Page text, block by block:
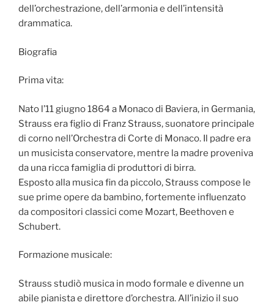
dell’orchestrazione, dell’armonia e dell’intensità
drammatica.
Biografia
Prima vita:
Nato l’11 giugno 1864 a Monaco di Baviera, in Germania,
Strauss era figlio di Franz Strauss, suonatore principale
di corno nell’Orchestra di Corte di Monaco. Il padre era
un musicista conservatore, mentre la madre proveniva
da una ricca famiglia di produttori di birra.
Esposto alla musica fin da piccolo, Strauss compose le
sue prime opere da bambino, fortemente influenzato
da compositori classici come Mozart, Beethoven e
Schubert.
Formazione musicale:
Strauss studiò musica in modo formale e divenne un
abile pianista e direttore d’orchestra. All’inizio il suo